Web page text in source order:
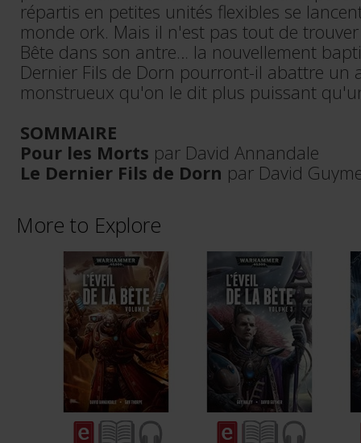
répartis en petites unités flexibles se
monde ork. Mais il n'est pas tout de
Bête dans son antre… la nouvellement
Dernier Fils de Dorn pourront-il abattre un
monstrueux qu'on le dit plus puissant
SOMMAIRE
Pour les Morts par David Annandale
Le Dernier Fils de Dorn par David
More to Explore